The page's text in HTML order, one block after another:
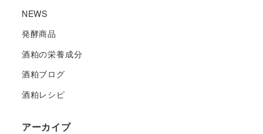
NEWS
発酵商品
酒粕の栄養成分
酒粕ブログ
酒粕レシピ
アーカイブ